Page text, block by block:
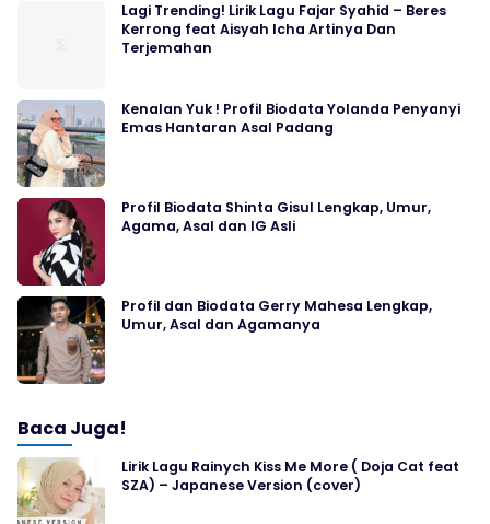
Lagi Trending! Lirik Lagu Fajar Syahid – Beres
Kerrong feat Aisyah Icha Artinya Dan
Terjemahan
Kenalan Yuk ! Profil Biodata Yolanda Penyanyi
Emas Hantaran Asal Padang
Profil Biodata Shinta Gisul Lengkap, Umur,
Agama, Asal dan IG Asli
Profil dan Biodata Gerry Mahesa Lengkap,
Umur, Asal dan Agamanya
Baca Juga!
Lirik Lagu Rainych Kiss Me More ( Doja Cat feat
SZA) – Japanese Version (cover)